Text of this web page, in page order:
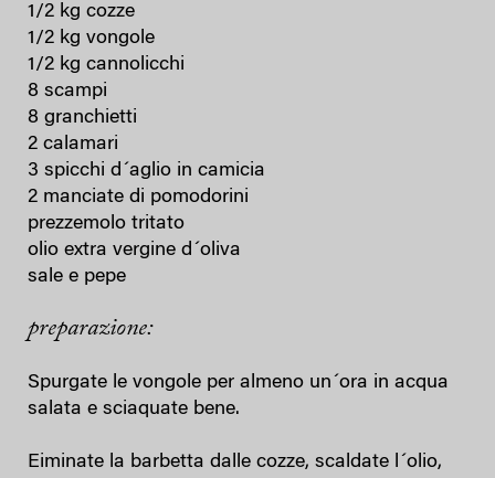
1/2 kg cozze
1/2 kg vongole
1/2 kg cannolicchi
8 scampi
8 granchietti
2 calamari
3 spicchi d´aglio in camicia
2 manciate di pomodorini
prezzemolo tritato
olio extra vergine d´oliva
sale e pepe
preparazione:
Spurgate le vongole per almeno un´ora in acqua
salata e sciaquate bene.
Eiminate la barbetta dalle cozze, scaldate l´olio,